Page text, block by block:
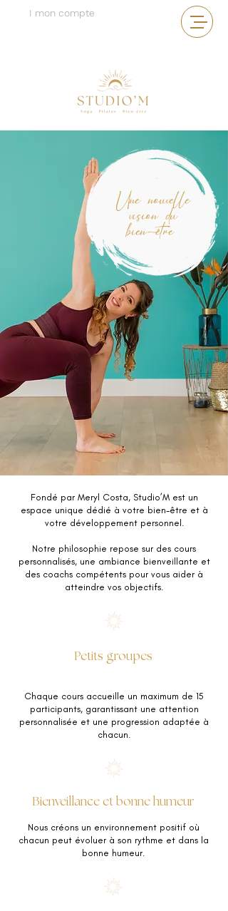
I mon compte
Une nouvelle
vision du
bien-être
Fondé par Meryl Costa, Studio’M est un
espace unique dédié à votre bien-être et à
votre développement personnel.
Notre philosophie repose sur des cours
personnalisés, une ambiance bienveillante et
des coachs compétents pour vous aider à
atteindre vos objectifs.
Petits groupes
Chaque cours accueille un maximum de 15
participants, garantissant une attention
personnalisée et une progression adaptée à
chacun.
Bienveillance et bonne humeur
Nous créons un environnement positif où
chacun peut évoluer à son rythme et dans la
bonne humeur.